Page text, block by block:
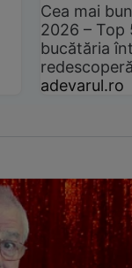
Cea mai
2026 –
bucătăria
adevarul.ro